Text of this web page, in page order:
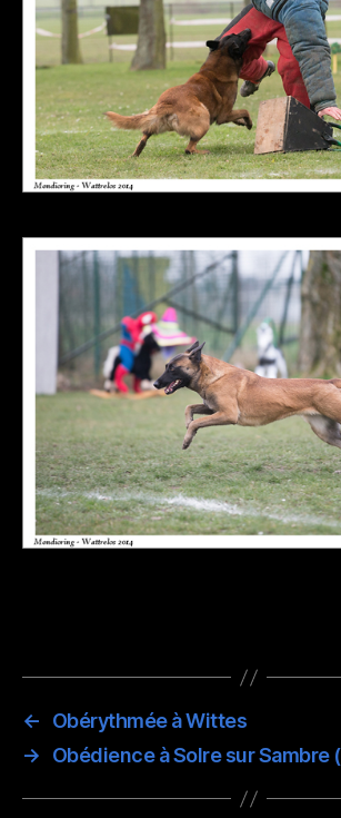
←
Obérythmée à Wittes
→
Obédience à Solre sur Sambre